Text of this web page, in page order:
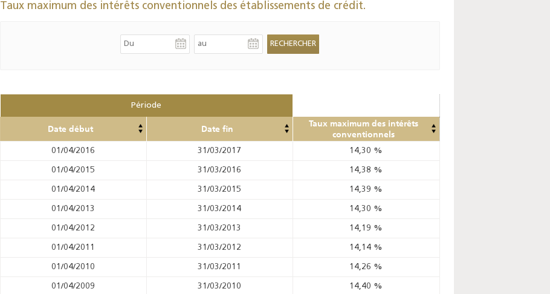
Taux maximum des intérêts conventionnels des établissements de crédit.
Période
Date début Date fin
Taux maximum des intérêts
conventionnels
01/04/2016 31/03/2017 14,30 %
01/04/2015 31/03/2016 14,38 %
01/04/2014 31/03/2015 14,39 %
01/04/2013 31/03/2014 14,30 %
01/04/2012 31/03/2013 14,19 %
01/04/2011 31/03/2012 14,14 %
01/04/2010 31/03/2011 14,26 %
01/04/2009 31/03/2010 14,40 %
de l’enquête de
statistiques
conjoncture dans